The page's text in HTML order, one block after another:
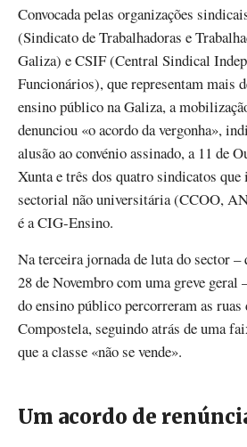
Convocada pelas organizações
(Sindicato de Trabalhadoras e
Galiza) e CSIF (Central Sindical
Funcionários), que representam mais
ensino público na Galiza, a
denunciou «o acordo da vergonha»,
alusão ao convénio assinado, a 11 de
Xunta e três dos quatro sindicatos que
sectorial não universitária (CCOO,
é a CIG-Ensino.
Na terceira jornada de luta do sector –
28 de Novembro com uma greve geral
do ensino público percorreram as ruas
Compostela, seguindo atrás de uma
que a classe «não se vende».
Um acordo de